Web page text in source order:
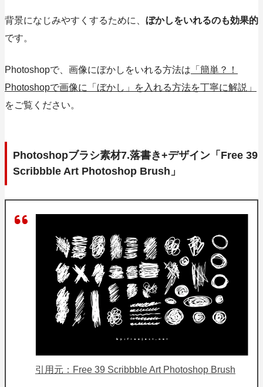
背景になじみやすくするために、 ぼかしをいれるのも効果的
です。
Photoshopで、画像にぼかしをいれる方法は 「簡単？！
Photoshopで画像に「ぼかし」を入れる方法を丁寧に解説」
をご覧ください。
Photoshopブラシ素材7.落書き+デザイン「Free 39
Scribbble Art Photoshop Brush」
引用元：Free 39 Scribbble Art Photoshop Brush